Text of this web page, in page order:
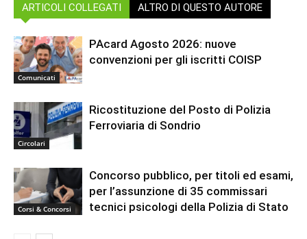
ARTICOLI COLLEGATI ALTRO DI QUESTO AUTORE
Comunicati
PAcard Agosto 2026: nuove
convenzioni per gli iscritti COISP
Circolari
Ricostituzione del Posto di Polizia
Ferroviaria di Sondrio
Corsi & Concorsi
Concorso pubblico, per titoli ed esami,
per l’assunzione di 35 commissari
tecnici psicologi della Polizia di Stato